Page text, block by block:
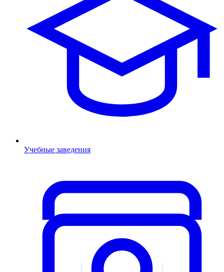
Учебные заведения